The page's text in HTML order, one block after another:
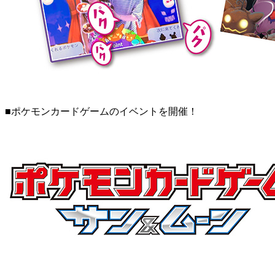
■ポケモンカードゲームのイベントを開催！